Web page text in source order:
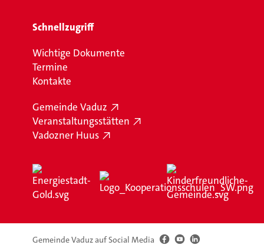
Schnellzugriff
Wichtige Dokumente
Termine
Kontakte
Gemeinde Vaduz
Veranstaltungsstätten
Vadozner Huus
Gemeinde Vaduz auf Social Media